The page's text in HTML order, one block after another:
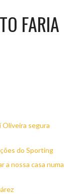
FARIA
Oliveira segura
do Sporting
a nossa casa numa